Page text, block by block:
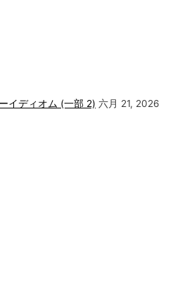
イディオム (一部 2) 六月 21, 2026